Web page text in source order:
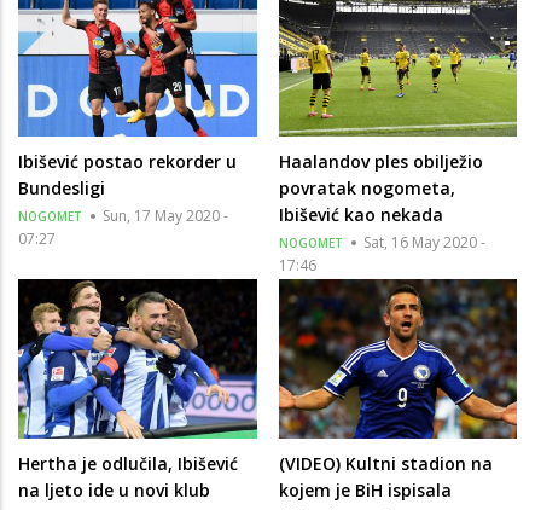
Ibišević postao rekorder u
Bundesligi
NOGOMET
Sun, 17 May 2020 -
07:27
Haalandov ples obilježio
povratak nogometa,
Ibišević kao nekada
NOGOMET
Sat, 16 May 2020 -
17:46
Hertha je odlučila, Ibišević
na ljeto ide u novi klub
(VIDEO) Kultni stadion na
kojem je BiH ispisala